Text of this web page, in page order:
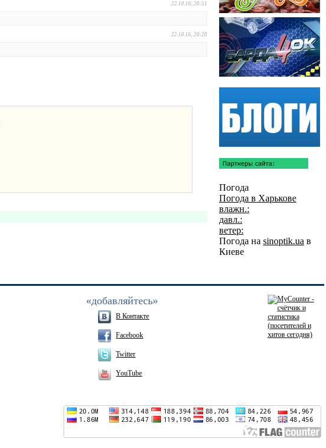
22.10.16, 20:51
22.10.16, 20:20
Погода
Погода в Харькове
влажн.:
давл.:
ветер:
Погода на sinoptik.ua в
Киеве
«добавляйтесь»
В Контакте
Facebook
Twitter
YouTube